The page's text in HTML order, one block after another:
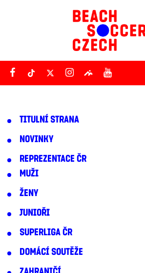
TITULNÍ STRANA
NOVINKY
REPREZENTACE ČR
MUŽI
ŽENY
JUNIOŘI
SUPERLIGA ČR
DOMÁCÍ SOUTĚŽE